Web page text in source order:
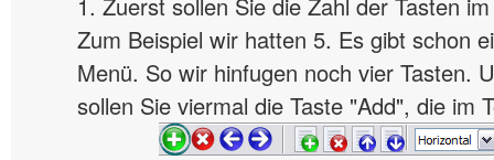
Zum Beispiel wir hatten 5. Es gibt schon
Menü. So wir hinfugen noch vier Tasten.
sollen Sie viermal die Taste "Add", die im